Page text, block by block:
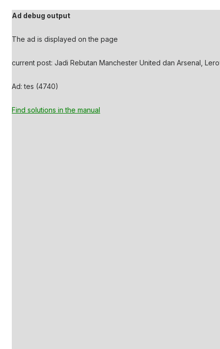
Ad debug output
The ad is displayed on the page
current post: Jadi Rebutan Manchester United dan Arsenal,
Ad: tes (4740)
Find solutions in the manual